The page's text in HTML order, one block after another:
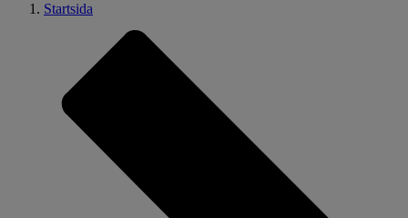
Startsida